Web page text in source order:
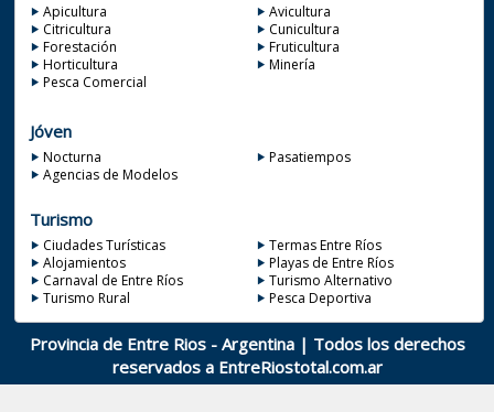
Apicultura
Avicultura
Citricultura
Cunicultura
Forestación
Fruticultura
Horticultura
Minería
Pesca Comercial
Jóven
Nocturna
Pasatiempos
Agencias de Modelos
Turismo
Ciudades Turísticas
Termas Entre Ríos
Alojamientos
Playas de Entre Ríos
Carnaval de Entre Ríos
Turismo Alternativo
Turismo Rural
Pesca Deportiva
Provincia de Entre Rios - Argentina | Todos los derechos
reservados a EntreRiostotal.com.ar